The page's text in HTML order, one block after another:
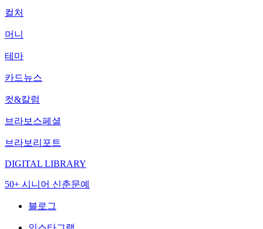
컬처
머니
테마
카드뉴스
컷&칼럼
브라보스페셜
브라보리포트
DIGITAL LIBRARY
50+ 시니어 신춘문예
블로그